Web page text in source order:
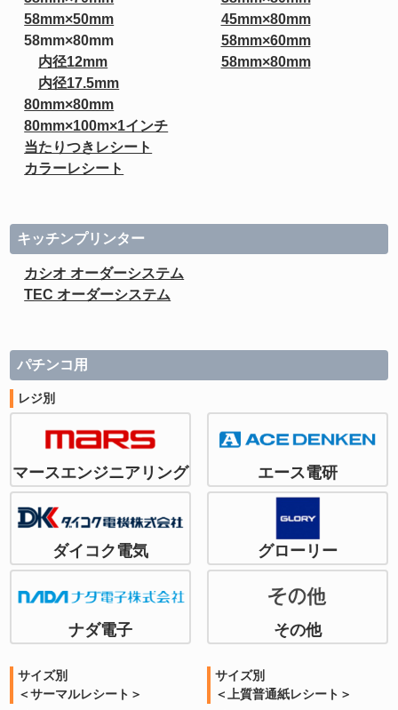
58mm×50mm
58mm×80mm
内径12mm
内径17.5mm
80mm×80mm
80mm×100m×1インチ
当たりつきレシート
カラーレシート
45mm×80mm
58mm×60mm
58mm×80mm
キッチンプリンター
カシオ オーダーシステム
TEC オーダーシステム
パチンコ用
レジ別
マースエンジニアリング エース電研
ダイコク電気 グローリー
ナダ電子 その他
サイズ別
＜サーマルレシート＞
サイズ別
＜上質普通紙レシート＞